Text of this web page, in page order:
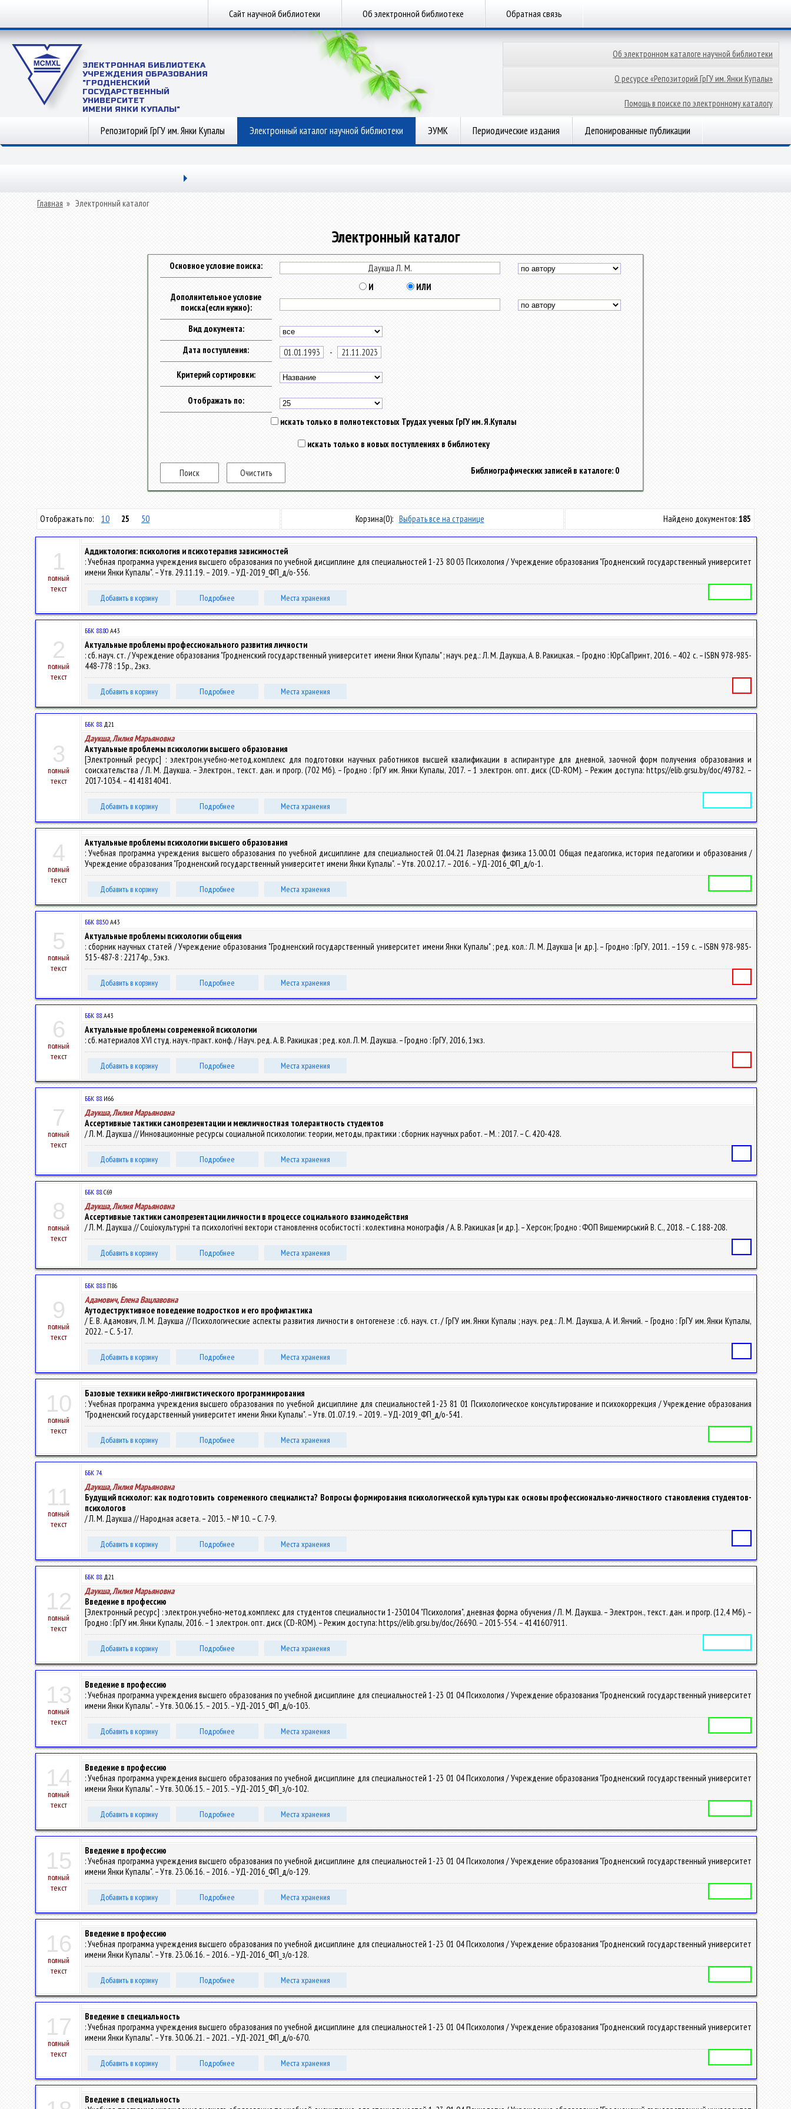
Сайт научной библиотеки Об электронной библиотеке Обратная связь
ЭЛЕКТРОННАЯ БИБЛИОТЕКА
УЧРЕЖДЕНИЯ ОБРАЗОВАНИЯ
"ГРОДНЕНСКИЙ
ГОСУДАРСТВЕННЫЙ
УНИВЕРСИТЕТ
ИМЕНИ ЯНКИ КУПАЛЫ"
Об электронном каталоге научной библиотеки
О ресурсе «Репозиторий ГрГУ им. Янки Купалы»
Помощь в поиске по электронному каталогу
Репозиторий ГрГУ им. Янки Купалы Электронный каталог научной библиотеки ЭУМК Периодические издания Депонированные публикации
Главная » Электронный каталог
Электронный каталог
Основное условие поиска:
И
ИЛИ
Дополнительное условие
поиска(если нужно):
Вид документа:
Дата поступления:
-
Критерий сортировки:
Отображать по:
искать только в полнотекстовых Трудах ученых ГрГУ им. Я.Купалы
искать только в новых поступлениях в библиотеку
Библиографических записей в каталоге: 0
Отображать по: 10 25 50 Корзина(0): Выбрать все на странице Найдено документов:185
1
полный
текст
Аддиктология: психология и психотерапия зависимостей
: Учебная программа учреждения высшего образования по учебной дисциплине для специальностей 1-23 80 03 Психология / Учреждение образования "Гродненский государственный университет
имени Янки Купалы". – Утв. 29.11.19. – 2019. – УД-2019_ФП_д/о-556.
Добавить в корзину Подробнее Места хранения
2
полный
текст
ББК 88.80 А43
Актуальные проблемы профессионального развития личности
: сб. науч. ст. / Учреждение образования "Гродненский государственный университет имени Янки Купалы" ; науч. ред.: Л. М. Даукша, А. В. Ракицкая. – Гродно : ЮрСаПринт, 2016. – 402 с. – ISBN 978-985-
448-778 : 15р., 2экз.
Добавить в корзину Подробнее Места хранения
3
полный
текст
ББК 88.Д21
Даукша, Лилия Марьяновна
Актуальные проблемы психологии высшего образования
[Электронный ресурс] : электрон.учебно-метод.комплекс для подготовки научных работников высшей квалификации в аспирантуре для дневной, заочной форм получения образования и
соискательства / Л. М. Даукша. – Электрон., текст. дан. и прогр. (702 Мб). – Гродно : ГрГУ им. Янки Купалы, 2017. – 1 электрон. опт. диск (CD-ROM). – Режим доступа: https://elib.grsu.by/doc/49782. –
2017-1034. – 4141814041.
Добавить в корзину Подробнее Места хранения
4
полный
текст
Актуальные проблемы психологии высшего образования
: Учебная программа учреждения высшего образования по учебной дисциплине для специальностей 01.04.21 Лазерная физика 13.00.01 Общая педагогика, история педагогики и образования /
Учреждение образования "Гродненский государственный университет имени Янки Купалы". – Утв. 20.02.17. – 2016. – УД-2016_ФП_д/о-1.
Добавить в корзину Подробнее Места хранения
5
полный
текст
ББК 88.50 А43
Актуальные проблемы психологии общения
: сборник научных статей / Учреждение образования "Гродненский государственный университет имени Янки Купалы" ; ред. кол.: Л. М. Даукша [и др.]. – Гродно : ГрГУ, 2011. – 159 с. – ISBN 978-985-
515-487-8 : 22174р., 5экз.
Добавить в корзину Подробнее Места хранения
6
полный
текст
ББК 88.А43
Актуальные проблемы современной психологии
: сб. материалов XVI студ. науч.-практ. конф. / Науч. ред. А. В. Ракицкая ; ред. кол. Л. М. Даукша. – Гродно : ГрГУ, 2016, 1экз.
Добавить в корзину Подробнее Места хранения
7
полный
текст
ББК 88.И66
Даукша, Лилия Марьяновна
Ассертивные тактики самопрезентации и межличностная толерантность студентов
/ Л. М. Даукша // Инновационные ресурсы социальной психологии: теории, методы, практики : сборник научных работ. – М. : 2017. – С. 420-428.
Добавить в корзину Подробнее Места хранения
8
полный
текст
ББК 88.С69
Даукша, Лилия Марьяновна
Ассертивные тактики самопрезентации личности в процессе социального взаимодействия
/ Л. М. Даукша // Соціокультурні та психологічні вектори становлення особистості : колективна монографія / А. В. Ракицкая [и др.]. – Херсон; Гродно : ФОП Вишемирський В. С., 2018. – С. 188-208.
Добавить в корзину Подробнее Места хранения
9
полный
текст
ББК 88.8 П86
Адамович, Елена Вацлавовна
Аутодеструктивное поведение подростков и его профилактика
/ Е. В. Адамович, Л. М. Даукша // Психологические аспекты развития личности в онтогенезе : сб. науч. ст. / ГрГУ им. Янки Купалы ; науч. ред.: Л. М. Даукша, А. И. Янчий. – Гродно : ГрГУ им. Янки Купалы,
2022. – С. 5-17.
Добавить в корзину Подробнее Места хранения
10
полный
текст
Базовые техники нейро-лингвистического программирования
: Учебная программа учреждения высшего образования по учебной дисциплине для специальностей 1-23 81 01 Психологическое консультирование и психокоррекция / Учреждение образования
"Гродненский государственный университет имени Янки Купалы". – Утв. 01.07.19. – 2019. – УД-2019_ФП_д/о-541.
Добавить в корзину Подробнее Места хранения
11
полный
текст
ББК 74.
Даукша, Лилия Марьяновна
Будущий психолог: как подготовить современного специалиста? Вопросы формирования психологической культуры как основы профессионально-личностного становления студентов-
психологов
/ Л. М. Даукша // Народная асвета. – 2013. – № 10. – С. 7-9.
Добавить в корзину Подробнее Места хранения
12
полный
текст
ББК 88.Д21
Даукша, Лилия Марьяновна
Введение в профессию
[Электронный ресурс] : электрон.учебно-метод.комплекс для студентов специальности 1-230104 "Психология", дневная форма обучения / Л. М. Даукша. – Электрон., текст. дан. и прогр. (12,4 Мб). –
Гродно : ГрГУ им. Янки Купалы, 2016. – 1 электрон. опт. диск (CD-ROM). – Режим доступа: https://elib.grsu.by/doc/26690. – 2015-554. – 4141607911.
Добавить в корзину Подробнее Места хранения
13
полный
текст
Введение в профессию
: Учебная программа учреждения высшего образования по учебной дисциплине для специальностей 1-23 01 04 Психология / Учреждение образования "Гродненский государственный университет
имени Янки Купалы". – Утв. 30.06.15. – 2015. – УД-2015_ФП_д/о-103.
Добавить в корзину Подробнее Места хранения
14
полный
текст
Введение в профессию
: Учебная программа учреждения высшего образования по учебной дисциплине для специальностей 1-23 01 04 Психология / Учреждение образования "Гродненский государственный университет
имени Янки Купалы". – Утв. 30.06.15. – 2015. – УД-2015_ФП_з/о-102.
Добавить в корзину Подробнее Места хранения
15
полный
текст
Введение в профессию
: Учебная программа учреждения высшего образования по учебной дисциплине для специальностей 1-23 01 04 Психология / Учреждение образования "Гродненский государственный университет
имени Янки Купалы". – Утв. 23.06.16. – 2016. – УД-2016_ФП_д/о-129.
Добавить в корзину Подробнее Места хранения
16
полный
текст
Введение в профессию
: Учебная программа учреждения высшего образования по учебной дисциплине для специальностей 1-23 01 04 Психология / Учреждение образования "Гродненский государственный университет
имени Янки Купалы". – Утв. 23.06.16. – 2016. – УД-2016_ФП_з/о-128.
Добавить в корзину Подробнее Места хранения
17
полный
текст
Введение в специальность
: Учебная программа учреждения высшего образования по учебной дисциплине для специальностей 1-23 01 04 Психология / Учреждение образования "Гродненский государственный университет
имени Янки Купалы". – Утв. 30.06.21. – 2021. – УД-2021_ФП_д/о-670.
Добавить в корзину Подробнее Места хранения
Введение в специальность